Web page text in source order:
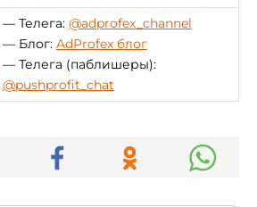
— Телега: @adprofex_channel
— Блог: AdProfex блог
— Телега (паблишеры):
@pushprofit_chat